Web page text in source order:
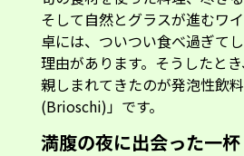
そして自然とグラスが進むワ
卓には、ついつい食べ過ぎて
理由があります。そうしたと
親しまれてきたのが発泡性飲
(Brioschi)」です。
満腹の夜に出会った一杯